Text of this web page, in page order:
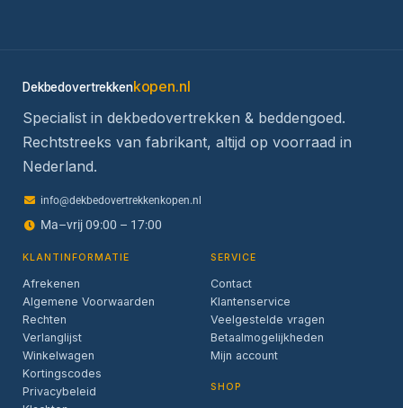
Dekbedovertrekkenkopen.nl
Specialist in dekbedovertrekken & beddengoed.
Rechtstreeks van fabrikant, altijd op voorraad in
Nederland.
info@dekbedovertrekkenkopen.nl
Ma–vrij 09:00 – 17:00
KLANTINFORMATIE
Afrekenen
Algemene Voorwaarden
Rechten
Verlanglijst
Winkelwagen
Kortingscodes
Privacybeleid
SERVICE
Contact
Klantenservice
Veelgestelde vragen
Betaalmogelijkheden
Mijn account
SHOP